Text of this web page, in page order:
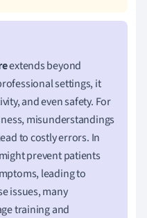
extends beyond
settings, it
and even safety. For
misunderstandings
to costly errors. In
prevent patients
leading to
issues, many
training and